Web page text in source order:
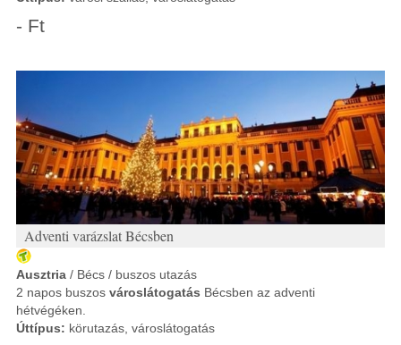
- Ft
Adventi varázslat Bécsben
Ausztria / Bécs / buszos utazás
2 napos buszos városlátogatás Bécsben az adventi
hétvégéken.
Úttípus: körutazás, városlátogatás